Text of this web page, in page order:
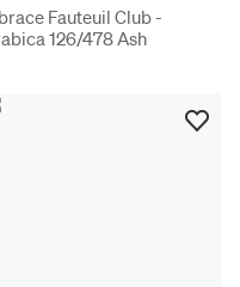
Fauteuil Club -
126/478 Ash